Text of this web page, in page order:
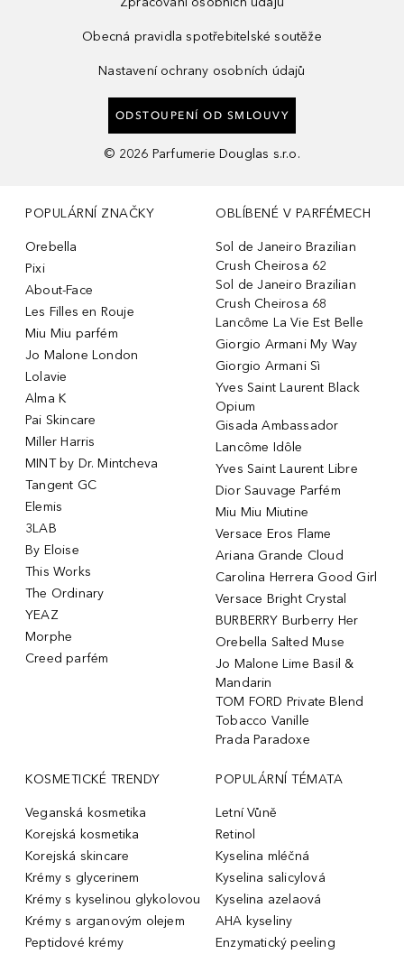
Obecná pravidla spotřebitelské soutěže
Nastavení ochrany osobních údajů
ODSTOUPENÍ OD SMLOUVY
© 2026 Parfumerie Douglas s.r.o.
POPULÁRNÍ ZNAČKY
Orebella
Pixi
About-Face
Les Filles en Rouje
Miu Miu parfém
Jo Malone London
Lolavie
Alma K
Pai Skincare
Miller Harris
MINT by Dr. Mintcheva
Tangent GC
Elemis
3LAB
By Eloise
This Works
The Ordinary
YEAZ
Morphe
Creed parfém
OBLÍBENÉ V PARFÉMECH
Sol de Janeiro Brazilian
Crush Cheirosa 62
Sol de Janeiro Brazilian
Crush Cheirosa 68
Lancôme La Vie Est Belle
Giorgio Armani My Way
Giorgio Armani Sì
Yves Saint Laurent Black
Opium
Gisada Ambassador
Lancôme Idôle
Yves Saint Laurent Libre
Dior Sauvage Parfém
Miu Miu Miutine
Versace Eros Flame
Ariana Grande Cloud
Carolina Herrera Good Girl
Versace Bright Crystal
BURBERRY Burberry Her
Orebella Salted Muse
Jo Malone Lime Basil &
Mandarin
TOM FORD Private Blend
Tobacco Vanille
Prada Paradoxe
KOSMETICKÉ TRENDY
Veganská kosmetika
Korejská kosmetika
Korejská skincare
Krémy s glycerinem
Krémy s kyselinou glykolovou
Krémy s arganovým olejem
Peptidové krémy
POPULÁRNÍ TÉMATA
Letní Vůně
Retinol
Kyselina mléčná
Kyselina salicylová
Kyselina azelaová
AHA kyseliny
Enzymatický peeling